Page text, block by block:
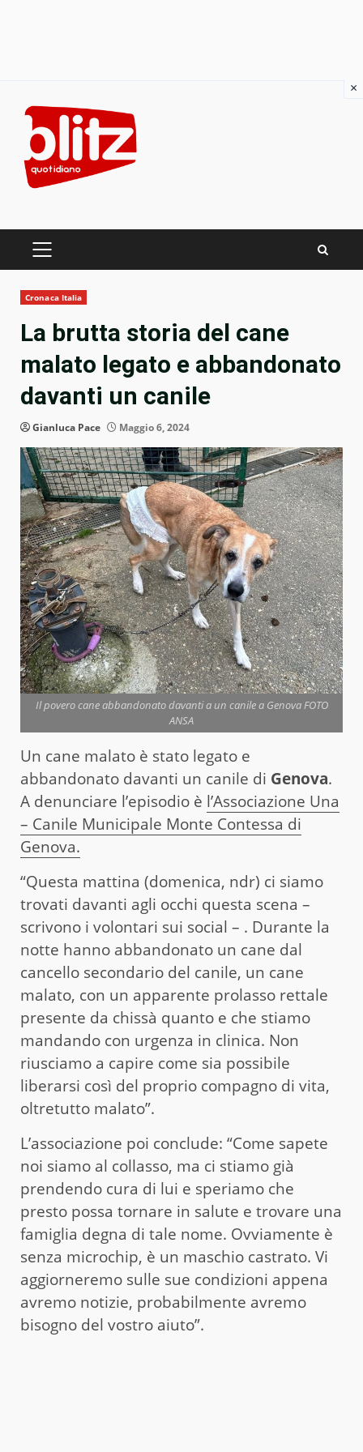
content
PRIMARY
Cronaca Italia
La brutta storia del cane
malato legato e abbandonato
davanti un canile
Gianluca Pace Maggio 6, 2024
Il povero cane abbandonato davanti a un canile a Genova FOTO
ANSA
Un cane malato è stato legato e
abbandonato davanti un canile di Genova.
A denunciare l’episodio è l’Associazione Una
– Canile Municipale Monte Contessa di
Genova.
“Questa mattina (domenica, ndr) ci siamo
trovati davanti agli occhi questa scena –
scrivono i volontari sui social – . Durante la
notte hanno abbandonato un cane dal
cancello secondario del canile, un cane
malato, con un apparente prolasso rettale
presente da chissà quanto e che stiamo
mandando con urgenza in clinica. Non
riusciamo a capire come sia possibile
liberarsi così del proprio compagno di vita,
oltretutto malato”.
L’associazione poi conclude: “Come sapete
noi siamo al collasso, ma ci stiamo già
prendendo cura di lui e speriamo che
presto possa tornare in salute e trovare una
famiglia degna di tale nome. Ovviamente è
senza microchip, è un maschio castrato. Vi
aggiorneremo sulle sue condizioni appena
avremo notizie, probabilmente avremo
bisogno del vostro aiuto”.
×